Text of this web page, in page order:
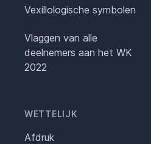
Vexillologische symbolen
Vlaggen van alle
deelnemers aan het WK
2022
WETTELIJK
Afdruk